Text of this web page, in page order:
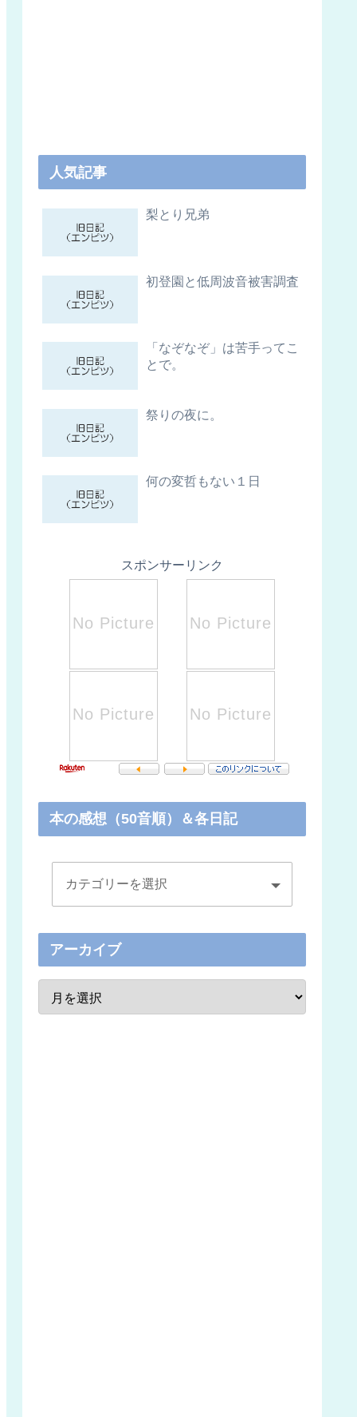
人気記事
梨とり兄弟
初登園と低周波音被害調査
「なぞなぞ」は苦手ってこ
とで。
祭りの夜に。
何の変哲もない１日
スポンサーリンク
本の感想（50音順）＆各日記
アーカイブ